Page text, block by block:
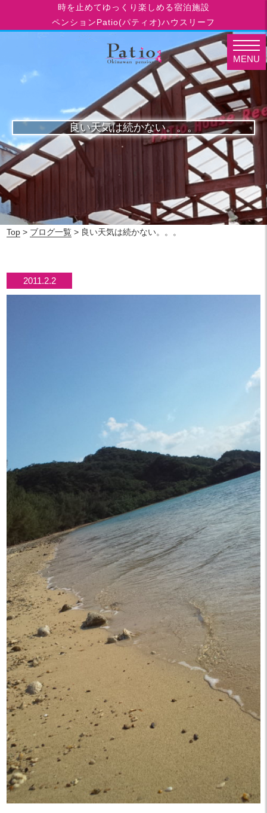
時を止めてゆっくり楽しめる宿泊施設
ペンションPatio(パティオ)ハウスリーフ
良い天気は続かない。。。
Top > ブログ一覧 > 良い天気は続かない。。。
2011.2.2
MENU